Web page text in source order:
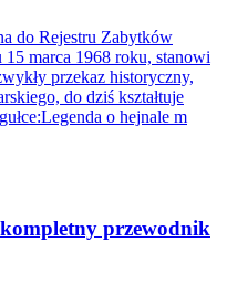
do Rejestru Zabytków
marca 1968 roku, stanowi
przekaz historyczny,
do dziś kształtuje
o hejnale m
przewodnik